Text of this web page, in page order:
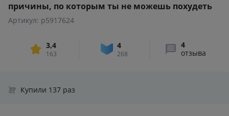
причины, по которым ты не можешь похудеть
Артикул: p5917624
3,4
163
4
268
4
отзыва
Купили 137 раз